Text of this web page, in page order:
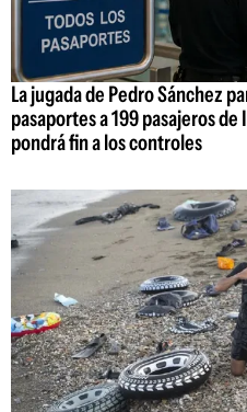
La jugada de Pedro Sánchez
pasaportes a 199 pasajeros de
pondrá fin a los controles